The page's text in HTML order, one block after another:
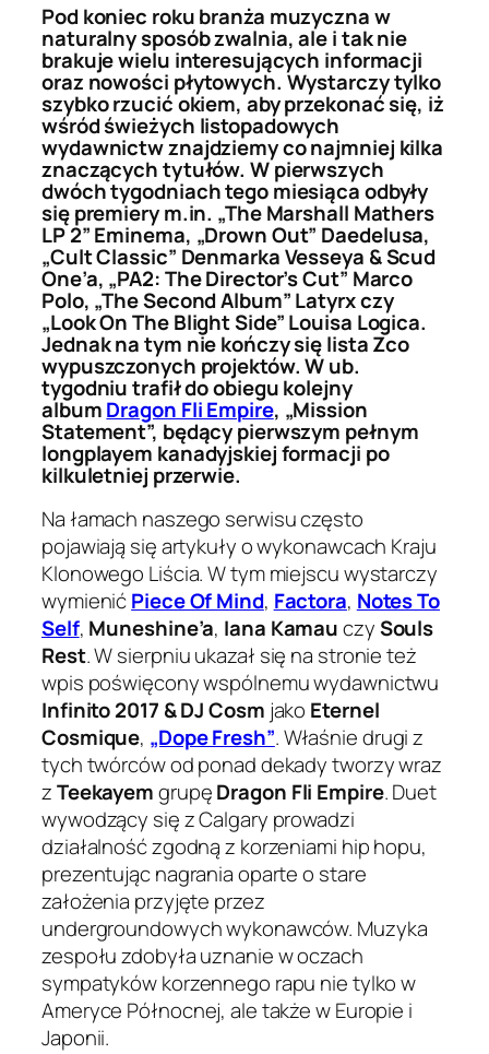
Pod koniec roku branża muzyczna w
naturalny sposób zwalnia, ale i tak nie
brakuje wielu interesujących informacji
oraz nowości płytowych. Wystarczy tylko
szybko rzucić okiem, aby przekonać się, iż
wśród świeżych listopadowych
wydawnictw znajdziemy co najmniej kilka
znaczących tytułów. W pierwszych
dwóch tygodniach tego miesiąca odbyły
się premiery m.in. „The Marshall Mathers
LP 2” Eminema, „Drown Out” Daedelusa,
„Cult Classic” Denmarka Vesseya & Scud
One’a, „PA2: The Director’s Cut” Marco
Polo, „The Second Album” Latyrx czy
„Look On The Blight Side” Louisa Logica.
Jednak na tym nie kończy się lista Zco
wypuszczonych projektów. W ub.
tygodniu trafił do obiegu kolejny
albumDragon Fli Empire, „Mission
Statement”, będący pierwszym pełnym
longplayem kanadyjskiej formacji po
kilkuletniej przerwie.
Na łamach naszego serwisu często
pojawiają się artykuły o wykonawcach Kraju
Klonowego Liścia. W tym miejscu wystarczy
wymienićPiece Of Mind, Factora, Notes To
Self, Muneshine’a, Iana KamauczySouls
Rest. W sierpniu ukazał się na stronie też
wpis poświęcony wspólnemu wydawnictwu
Infinito 2017 & DJ Cosm jako Eternel
Cosmique, „Dope Fresh”. Właśnie drugi z
tych twórców od ponad dekady tworzy wraz
zTeekayemgrupęDragon Fli Empire. Duet
wywodzący się z Calgary prowadzi
działalność zgodną z korzeniami hip hopu,
prezentując nagrania oparte o stare
założenia przyjęte przez
undergroundowych wykonawców. Muzyka
zespołu zdobyła uznanie w oczach
sympatyków korzennego rapu nie tylko w
Ameryce Północnej, ale także w Europie i
Japonii.